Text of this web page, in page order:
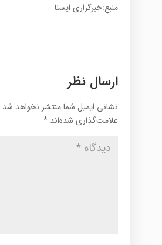
منبع:خبرگزاری ایسنا
ارسال نظر
نشانی ایمیل شما منتشر نخواهد شد.
علامت‌گذاری شده‌اند *